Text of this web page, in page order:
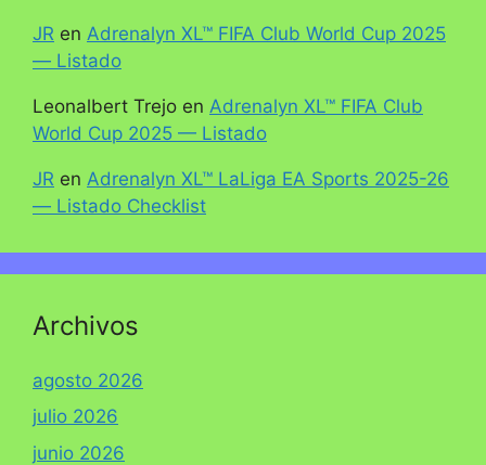
JR en Adrenalyn XL™ FIFA Club World Cup 2025
— Listado
Leonalbert Trejo en Adrenalyn XL™ FIFA Club
World Cup 2025 — Listado
JR en Adrenalyn XL™ LaLiga EA Sports 2025-26
— Listado Checklist
Archivos
agosto 2026
julio 2026
junio 2026